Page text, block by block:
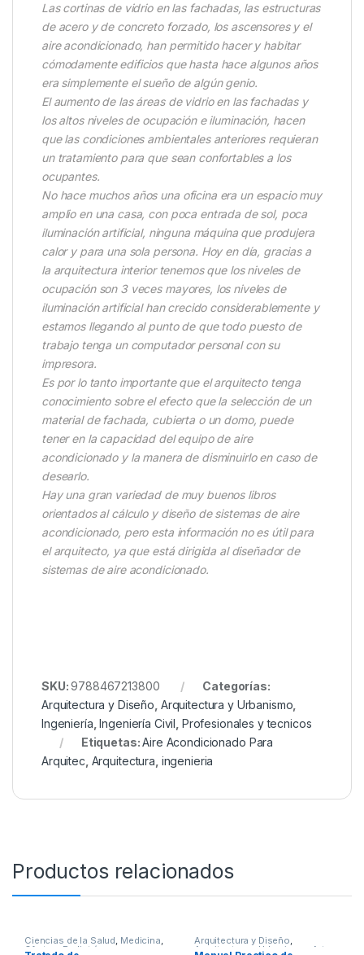
Las cortinas de vidrio en las fachadas, las estructuras
de acero y de concreto forzado, los ascensores y el
aire acondicionado, han permitido hacer y habitar
cómodamente edificios que hasta hace algunos años
era simplemente el sueño de algún genio.
El aumento de las áreas de vidrio en las fachadas y
los altos niveles de ocupación e iluminación, hacen
que las condiciones ambientales anteriores requieran
un tratamiento para que sean confortables a los
ocupantes.
No hace muchos años una oficina era un espacio muy
amplio en una casa, con poca entrada de sol, poca
iluminación artificial, ninguna máquina que produjera
calor y para una sola persona. Hoy en día, gracias a
la arquitectura interior tenemos que los niveles de
ocupación son 3 veces mayores, los niveles de
iluminación artificial han crecido considerablemente y
estamos llegando al punto de que todo puesto de
trabajo tenga un computador personal con su
impresora.
Es por lo tanto importante que el arquitecto tenga
conocimiento sobre el efecto que la selección de un
material de fachada, cubierta o un domo, puede
tener en la capacidad del equipo de aire
acondicionado y la manera de disminuirlo en caso de
desearlo.
Hay una gran variedad de muy buenos libros
orientados al cálculo y diseño de sistemas de aire
acondicionado, pero esta información no es útil para
el arquitecto, ya que está dirigida al diseñador de
sistemas de aire acondicionado.
SKU:9788467213800
Categorías:
Arquitectura y Diseño Arquitectura y Urbanismo
Ingeniería ,Ingeniería Civil Profesionales y tecnicos
Etiquetas:Aire Acondicionado Para
Arquitec Arquitectura ingenieria
Productos relacionados
Ciencias de la Salud, Medicina,
Ofertas Pediatría
Arquitectura y Diseño,
Arquitectura y Urbanismo Arte y